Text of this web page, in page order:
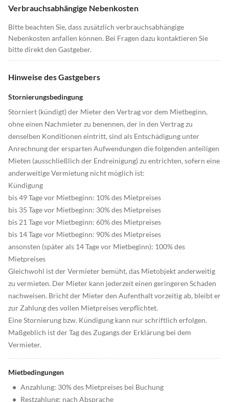
Verbrauchsabhängige Nebenkosten
Bitte beachten Sie, dass zusätzlich verbrauchsabhängige
Nebenkosten anfallen können. Bei Fragen dazu kontaktieren Sie
bitte direkt den Gastgeber.
Hinweise des Gastgebers
Stornierungsbedingung
Storniert (kündigt) der Mieter den Vertrag vor dem Mietbeginn,
ohne einen Nachmieter zu benennen, der in den Vertrag zu
denselben Konditionen eintritt, sind als Entschädigung unter
Anrechnung der ersparten Aufwendungen die folgenden anteiligen
Mieten (ausschließlich der Endreinigung) zu entrichten, sofern eine
anderweitige Vermietung nicht möglich ist:
Kündigung
bis 49 Tage vor Mietbeginn: 10% des Mietpreises
bis 35 Tage vor Mietbeginn: 30% des Mietpreises
bis 21 Tage vor Mietbeginn: 60% des Mietpreises
bis 14 Tage vor Mietbeginn: 90% des Mietpreises
ansonsten (später als 14 Tage vor Mietbeginn): 100% des
Mietpreises
Gleichwohl ist der Vermieter bemüht, das Mietobjekt anderweitig
zu vermieten. Der Mieter kann jederzeit einen geringeren Schaden
nachweisen. Bricht der Mieter den Aufenthalt vorzeitig ab, bleibt er
zur Zahlung des vollen Mietpreises verpflichtet.
Eine Stornierung bzw. Kündigung kann nur schriftlich erfolgen.
Maßgeblich ist der Tag des Zugangs der Erklärung bei dem
Vermieter.
Mietbedingungen
• Anzahlung: 30% des Mietpreises bei Buchung
• Restzahlung: nach Absprache